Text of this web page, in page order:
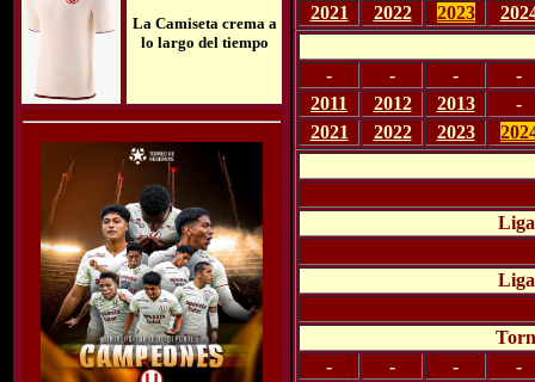
La Camiseta crema a
lo largo del tiempo
2021
2022 2023
- - -
-
2011
2012 2013
-
2021
2022 2023
-
- -
-